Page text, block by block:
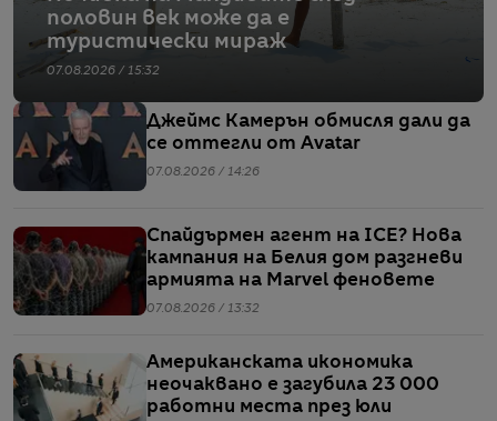
половин век може да е
туристически мираж
07.08.2026 / 15:32
Джеймс Камерън обмисля дали да
се оттегли от Avatar
07.08.2026 / 14:26
Спайдърмен агент на ICE? Нова
кампания на Белия дом разгневи
армията на Marvel феновете
07.08.2026 / 13:32
Американската икономика
неочаквано е загубила 23 000
работни места през юли